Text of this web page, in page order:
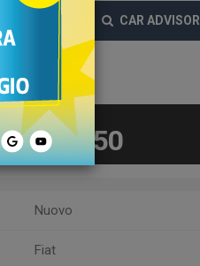
CAR ADVISOR
€ 28.350
Nuovo
Fiat